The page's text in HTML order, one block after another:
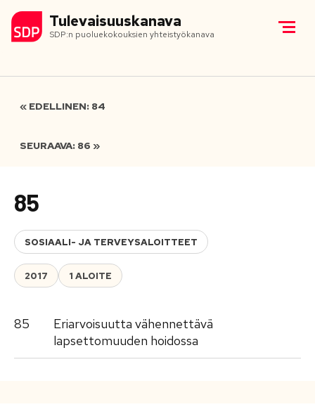
Tulevaisuuskanava
SDP:n puoluekokouksien yhteistyökanava
« EDELLINEN: 84
SEURAAVA: 86 »
85
SOSIAALI- JA TERVEYSALOITTEET
2017 1 ALOITE
85
Eriarvoisuutta vähennettävä
lapsettomuuden hoidossa